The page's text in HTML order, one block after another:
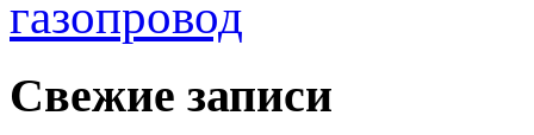
газопровод
Свежие записи